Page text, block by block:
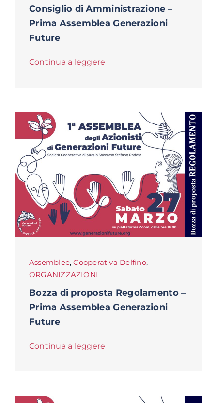
Consiglio di Amministrazione –
Prima Assemblea Generazioni
Future
Continua a leggere
Assemblee,Cooperativa Delfino,
ORGANIZZAZIONI
Bozza di proposta Regolamento –
Prima Assemblea Generazioni
Future
Continua a leggere